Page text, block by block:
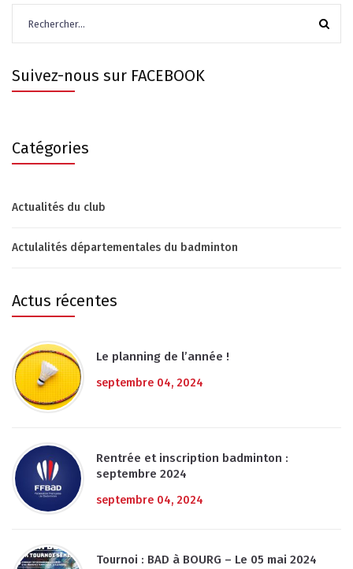
Suivez-nous sur FACEBOOK
Catégories
Actualités du club
Actulalités départementales du badminton
Actus récentes
Le planning de l’année !
septembre 04, 2024
Rentrée et inscription badminton :
septembre 2024
septembre 04, 2024
Tournoi : BAD à BOURG – Le 05 mai 2024